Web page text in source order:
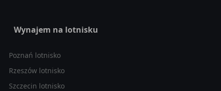
Wynajem na lotnisku
Poznań lotnisko
Rzeszów lotnisko
Szczecin lotnisko